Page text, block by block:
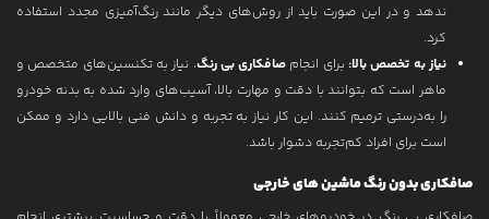
ندهد و در این صورت باید از روش‌های دیگر مانند رنگ‌آمیزی مجدد استفاده
کرد.
نیاز به تخصص بالا: برای انجام صافکاری بی رنگ، نیاز به تکنسین‌های متخصص و
ماهر است که بتوانند با دقت و مهارت بالا، آسیب‌های وارد شده به بدنه خودرو
را به‌درستی ترمیم کنند. این کار نیاز به تجربه و دانش فنی بالایی دارد و ممکن
است برای افراد کم‌تجربه دشوار باشد.
صافکاری بدون رنگ ماشین های خارجی